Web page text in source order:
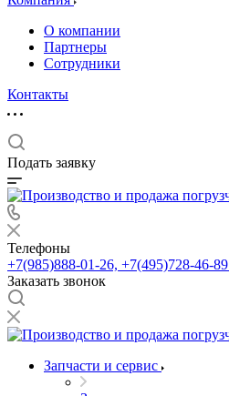
О компании
Партнеры
Сотрудники
Контакты
Подать заявку
Телефоны
+7(985)888-01-26, +7(495)728-46-89
Заказать звонок
Запчасти и сервис